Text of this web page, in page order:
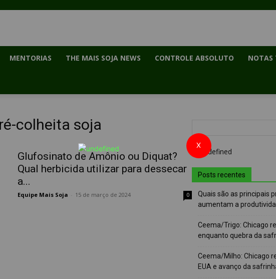
MENTORIAS THE MAIS SOJA NEWS CONTROLE ABSOLUTO NOTAS
colheita soja
Glufosinato de Amônio ou Diquat?
Qual herbicida utilizar para dessecar
a...
Equipe Mais Soja 15 de março de 2024 0
Posts recentes
Quais são as principais
aumentam a
Ceema/Trigo: Chicago
enquanto quebra da
Ceema/Milho: Chicago
EUA e avanço da
X